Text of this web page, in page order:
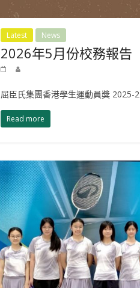
Latest News
2026年5月份校務報告
屈臣氏集團香港學生運動員獎 2025-2
Read more